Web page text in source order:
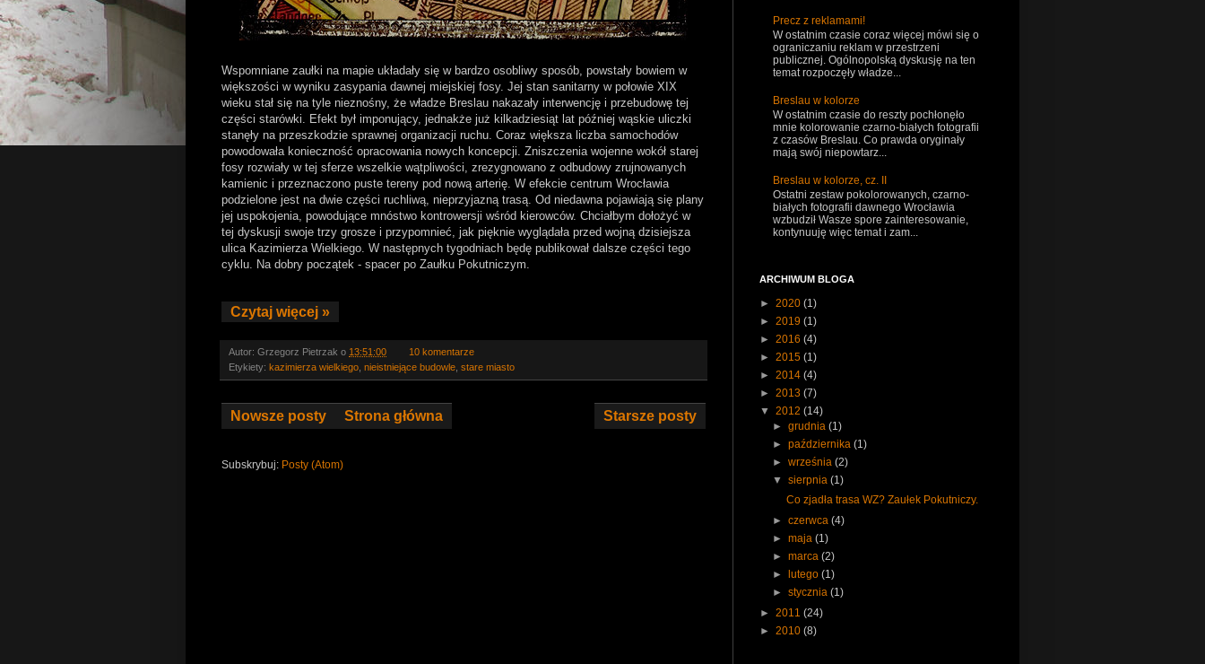
Wspomniane zaułki na mapie układały się w bardzo osobliwy sposób, powstały bowiem w
większości w wyniku zasypania dawnej miejskiej fosy. Jej stan sanitarny w połowie XIX
wieku stał się na tyle nieznośny, że władze Breslau nakazały interwencję i przebudowę tej
części starówki. Efekt był imponujący, jednakże już kilkadziesiąt lat później wąskie uliczki
stanęły na przeszkodzie sprawnej organizacji ruchu. Coraz większa liczba samochodów
powodowała konieczność opracowania nowych koncepcji. Zniszczenia wojenne wokół starej
fosy rozwiały w tej sferze wszelkie wątpliwości, zrezygnowano z odbudowy zrujnowanych
kamienic i przeznaczono puste tereny pod nową arterię. W efekcie centrum Wrocławia
podzielone jest na dwie części ruchliwą, nieprzyjazną trasą. Od niedawna pojawiają się plany
jej uspokojenia, powodujące mnóstwo kontrowersji wśród kierowców. Chciałbym dołożyć w
tej dyskusji swoje trzy grosze i przypomnieć, jak pięknie wyglądała przed wojną dzisiejsza
ulica Kazimierza Wielkiego. W następnych tygodniach będę publikował dalsze części tego
cyklu. Na dobry początek - spacer po Zaułku Pokutniczym.
Czytaj więcej »
Autor: Grzegorz Pietrzak o 13:51:00
10 komentarze
Etykiety: kazimierza wielkiego, nieistniejące budowle, stare miasto
Nowsze posty Starsze posty
Strona główna
Subskrybuj: Posty (Atom)
Precz z reklamami!
W ostatnim czasie coraz więcej mówi się o
ograniczaniu reklam w przestrzeni
publicznej. Ogólnopolską dyskusję na ten
temat rozpoczęły władze...
Breslau w kolorze
W ostatnim czasie do reszty pochłonęło
mnie kolorowanie czarno-białych fotografii
z czasów Breslau. Co prawda oryginały
mają swój niepowtarz...
Breslau w kolorze, cz. II
Ostatni zestaw pokolorowanych, czarno-
białych fotografii dawnego Wrocławia
wzbudził Wasze spore zainteresowanie,
kontynuuję więc temat i zam...
ARCHIWUM BLOGA
► 2020 (1)
► 2019 (1)
► 2016 (4)
► 2015 (1)
► 2014 (4)
► 2013 (7)
▼ 2012 (14)
►grudnia(1)
►października(1)
►września(2)
▼sierpnia(1)
Co zjadła trasa WZ? Zaułek Pokutniczy.
►czerwca(4)
►maja(1)
►marca(2)
►lutego(1)
►stycznia(1)
► 2011 (24)
► 2010 (8)